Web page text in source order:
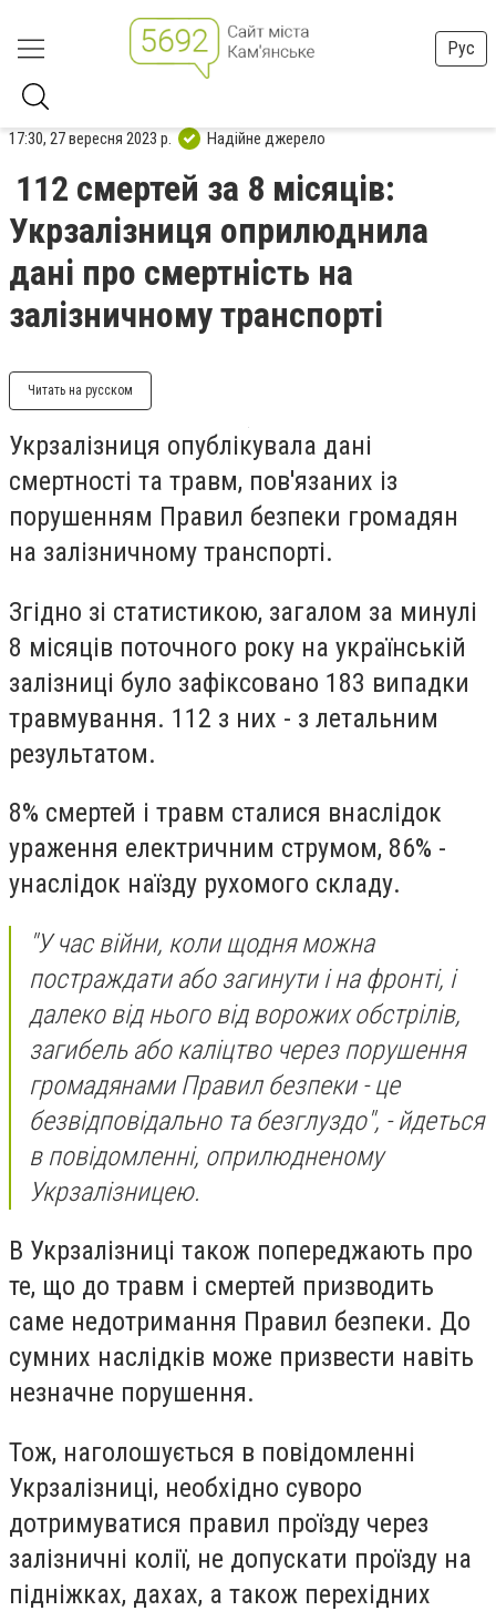
Рус
17:30, 27 вересня 2023 р. Надійне джерело
112 смертей за 8 місяців:
Укрзалізниця оприлюднила
дані про смертність на
залізничному транспорті
Читать на русском
Укрзалізниця опублікувала дані
смертності та травм, пов'язаних із
порушенням Правил безпеки громадян
на залізничному транспорті.
Згідно зі статистикою, загалом за минулі
8 місяців поточного року на українській
залізниці було зафіксовано 183 випадки
травмування. 112 з них - з летальним
результатом.
8% смертей і травм сталися внаслідок
ураження електричним струмом, 86% -
унаслідок наїзду рухомого складу.
"У час війни, коли щодня можна
постраждати або загинути і на фронті, і
далеко від нього від ворожих обстрілів,
загибель або каліцтво через порушення
громадянами Правил безпеки - це
безвідповідально та безглуздо", - йдеться
в повідомленні, оприлюдненому
Укрзалізницею.
В Укрзалізниці також попереджають про
те, що до травм і смертей призводить
саме недотримання Правил безпеки. До
сумних наслідків може призвести навіть
незначне порушення.
Тож, наголошується в повідомленні
Укрзалізниці, необхідно суворо
дотримуватися правил проїзду через
залізничні колії, не допускати проїзду на
підніжках, дахах, а також перехідних